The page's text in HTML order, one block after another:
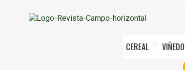
CEREAL VIÑEDO